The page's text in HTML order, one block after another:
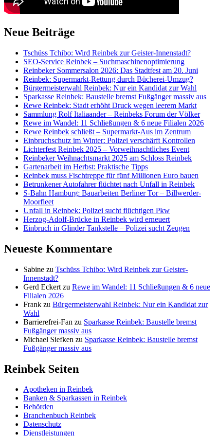
Neue Beiträge
Tschüss Tchibo: Wird Reinbek zur Geister-Innenstadt?
SEO-Service Reinbek – Suchmaschinenoptimierung
Reinbeker Sommersalon 2026: Das Stadtfest am 20. Juni
Reinbek: Supermarkt-Rettung durch Bücherei-Umzug?
Bürgermeisterwahl Reinbek: Nur ein Kandidat zur Wahl
Sparkasse Reinbek: Baustelle bremst Fußgänger massiv aus
Rewe Reinbek: Stadt erhöht Druck wegen leerem Markt
Sammlung Rolf Italiaander – Reinbeks Forum der Völker
Rewe im Wandel: 11 Schließungen & 6 neue Filialen 2026
Rewe Reinbek schließt – Supermarkt-Aus im Zentrum
Einbruchschutz im Winter: Polizei verschärft Kontrollen
Lichterfest Reinbek 2025 – Vorweihnachtliches Event
Reinbeker Weihnachtsmarkt 2025 am Schloss Reinbek
Gartenarbeit im Herbst: Praktische Tipps
Reinbek muss Fischtreppe für fünf Millionen Euro bauen
Betrunkener Autofahrer flüchtet nach Unfall in Reinbek
S-Bahn Hamburg: Bauarbeiten Berliner Tor – Billwerder-
Moorfleet
Unfall in Reinbek: Polizei sucht flüchtigen Pkw
Herzog-Adolf-Brücke in Reinbek wird erneuert
Einbruch in Glinder Tankstelle – Polizei sucht Zeugen
Neueste Kommentare
Sabine zu Tschüss Tchibo: Wird Reinbek zur Geister-
Innenstadt?
Gerd Eckert zu Rewe im Wandel: 11 Schließungen & 6 neue
Filialen 2026
Frank zu Bürgermeisterwahl Reinbek: Nur ein Kandidat zur
Wahl
Barrierefrei-Fan zu Sparkasse Reinbek: Baustelle bremst
Fußgänger massiv aus
Michael Siefken zu Sparkasse Reinbek: Baustelle bremst
Fußgänger massiv aus
Reinbek Seiten
Apotheken in Reinbek
Banken & Sparkassen in Reinbek
Behörden
Branchenbuch Reinbek
Datenschutz
Dienstleistungen